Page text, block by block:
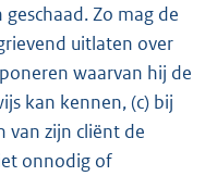
Zo mag de
uitlaten over
waarvan hij de
kan kennen, (c) bij
van zijn cliënt de
onnodig of